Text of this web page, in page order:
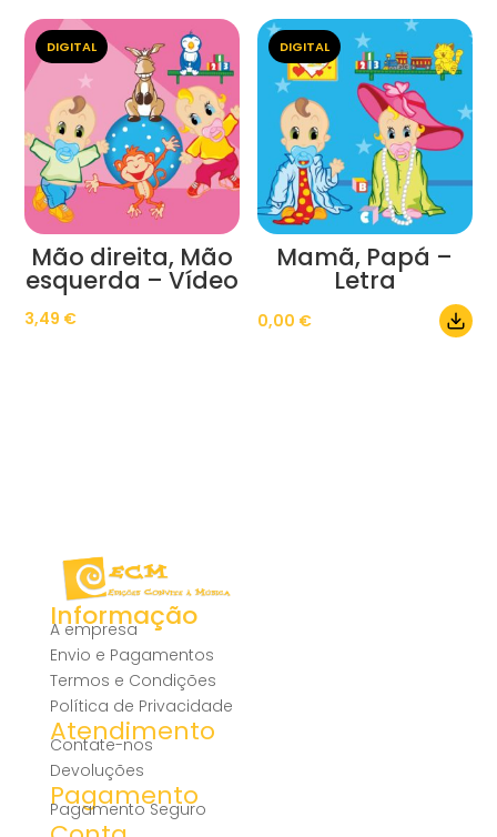
DIGITAL
Mão direita, Mão
esquerda – Vídeo
3,49 €
DIGITAL
Mamã, Papá –
Letra
0,00 €
Informação
A empresa
Envio e Pagamentos
Termos e Condições
Política de Privacidade
Atendimento
Contate-nos
Devoluções
Pagamento
Pagamento Seguro